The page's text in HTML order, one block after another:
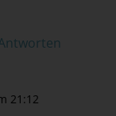
21:12